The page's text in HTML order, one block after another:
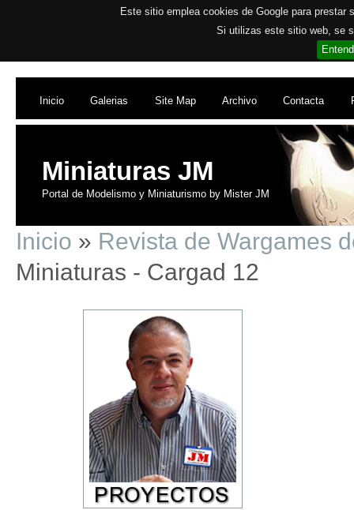
Este sitio emplea cookies de Google para
Si utilizas este sitio web, se
Inicio Galerias Site Map Archivo Contacta
Miniaturas JM
Portal de Modelismo y Miniaturismo by Mister JM
Inicio » Revista de Wargames
Miniaturas - Cargad 12